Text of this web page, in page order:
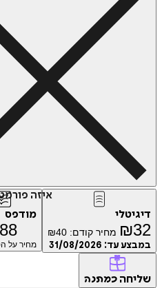
איזה
דיגיטלי
₪32 מחיר קודם: ₪40
במבצע עד: 31/08/2026
מודפס
88
מחיר על
שליחה כמתנה